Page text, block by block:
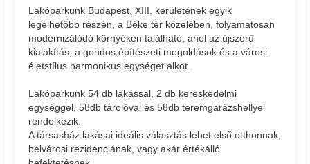
Lakóparkunk Budapest, XIII. kerületének egyik
legélhetőbb részén, a Béke tér közelében, folyamatosan
modernizálódó környéken található, ahol az újszerű
kialakítás, a gondos építészeti megoldások és a városi
életstílus harmonikus egységet alkot.
Lakóparkunk 54 db lakással, 2 db kereskedelmi
egységgel, 58db tárolóval és 58db teremgarázshellyel
rendelkezik.
A társasház lakásai ideális választás lehet első otthonnak,
belvárosi rezidenciának, vagy akár értékálló